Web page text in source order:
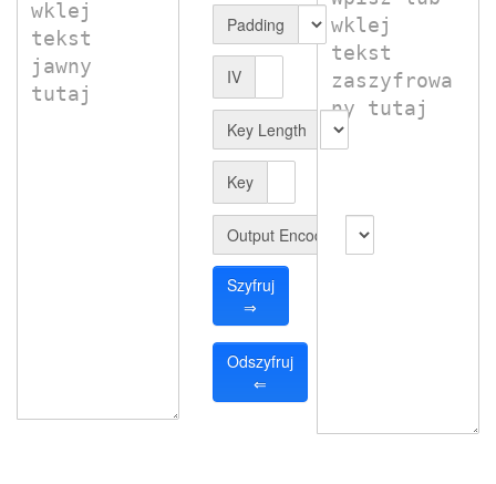
Padding
IV
Key Length
Key
Output Encode
Szyfruj
⇒
Odszyfruj
⇐